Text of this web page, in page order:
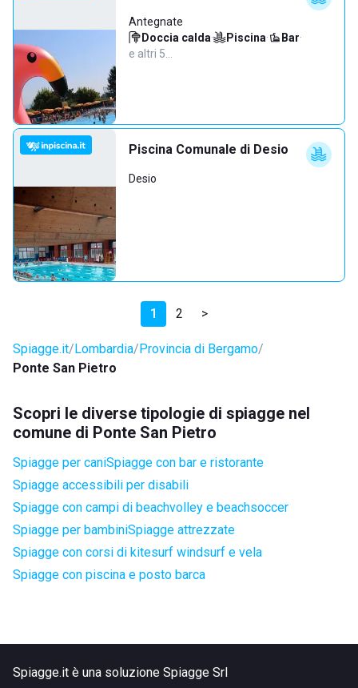
Antegnate
Doccia calda· Piscina· Bar·
e altri 5…
Piscina Comunale di Desio
Desio
1 2 >
Spiagge.it Lombardia Provincia di Bergamo
Ponte San Pietro
Scopri le diverse tipologie di spiagge nel
comune di Ponte San Pietro
Spiagge per caniSpiagge con bar e ristorante
Spiagge accessibili per disabili
Spiagge con campi di beachvolley e beachsoccer
Spiagge per bambiniSpiagge attrezzate
Spiagge con corsi di kitesurf windsurf e vela
Spiagge con piscina e posto barca
Spiagge.it è una soluzione Spiagge Srl